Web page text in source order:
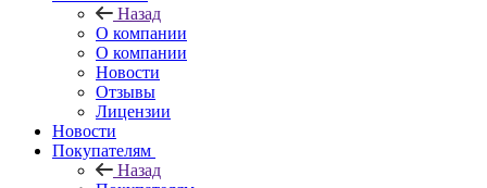
Назад
О компании
О компании
Новости
Отзывы
Лицензии
Новости
Покупателям
Назад